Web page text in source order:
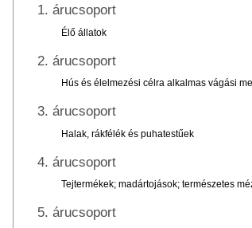
1. árucsoport
Élő állatok
2. árucsoport
Hús és élelmezési célra alkalmas vágási
3. árucsoport
Halak, rákfélék és puhatestűek
4. árucsoport
Tejtermékek; madártojások; természetes
5. árucsoport